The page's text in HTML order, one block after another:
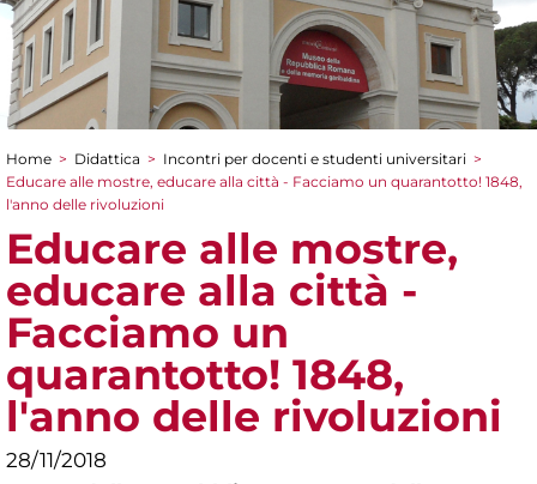
Tu sei qui
Home > Didattica > Incontri per docenti e studenti universitari >
Educare alle mostre, educare alla città - Facciamo un quarantotto! 1848,
l'anno delle rivoluzioni
Educare alle mostre,
educare alla città -
Facciamo un
quarantotto! 1848,
l'anno delle rivoluzioni
28/11/2018